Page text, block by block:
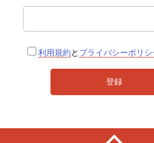
利用規約と プライバシーポリシ